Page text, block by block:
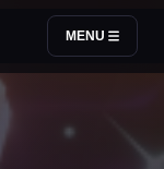
MENU